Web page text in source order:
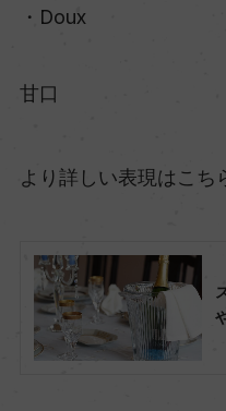
・Doux
甘口
より詳しい表現はこち